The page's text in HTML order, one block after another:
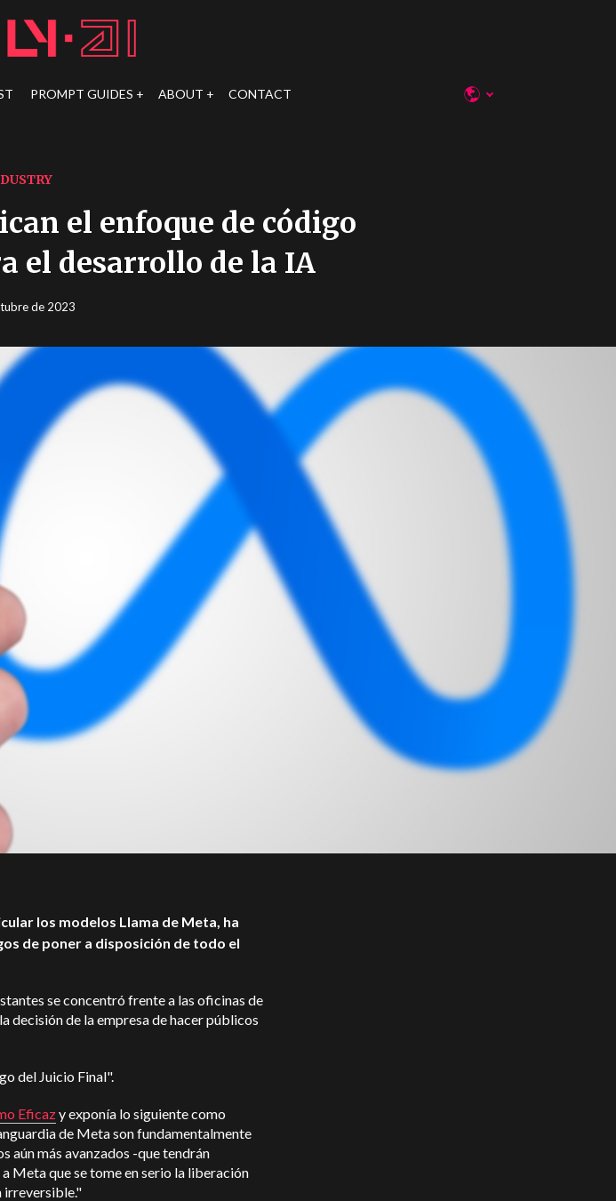
PROMPT GUIDES ABOUT CONTACT
el enfoque de código
el desarrollo de la IA
de 2023
los modelos Llama de Meta, ha
de poner a disposición de todo el
se concentró frente a las oficinas de
decisión de la empresa de hacer públicos
del Juicio Final".
Eficazy exponía lo siguiente como
de Meta son fundamentalmente
aún más avanzados -que tendrán
Meta que se tome en serio la liberación
irreversible."